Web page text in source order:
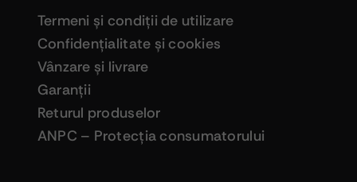
Termeni şi condiţii de utilizare
Confidenţialitate şi cookies
Vânzare şi livrare
Garanţii
Returul produselor
ANPC – Protecţia consumatorului